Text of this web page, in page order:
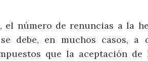
el número de renuncias a la
debe, en muchos casos, a
que la aceptación de